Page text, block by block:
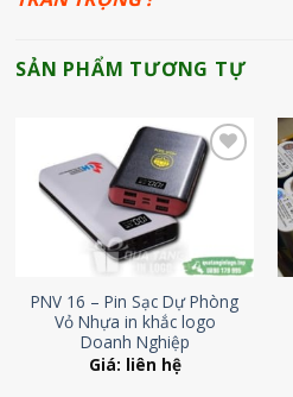
SẢN PHẨM TƯƠNG TỰ
Add to
Wishlist
PNV 16 – Pin Sạc Dự Phòng
Vỏ Nhựa in khắc logo
Doanh Nghiệp
Giá: liên hệ